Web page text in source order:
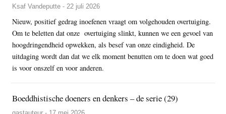
Ksaf Vandeputte - 22 juli 2026
Nieuw, positief gedrag inoefenen vraagt om volgehouden overtuiging.
Om te beletten dat onze overtuiging slinkt, kunnen we een gevoel van
hoogdringendheid opwekken, als besef van onze eindigheid. De
uitdaging wordt dan dat we elk moment benutten om te doen wat goed
is voor onszelf en voor anderen.
Boeddhistische doeners en denkers – de serie (29)